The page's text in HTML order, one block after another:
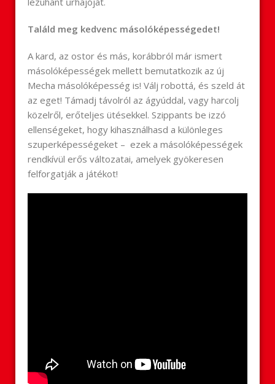
Találd meg kedvenc másolóképességedet!
A kard, az ostor és más, korábbról már ismert
másolóképességek mellett bemutatkozik az új
Mecha másolóképesség is! Válj robottá, és szeld át
az eget! Támadj távolról az ágyúddal, vagy harcolj
közelről, erőteljes ütésekkel. Szippants be izzó
ellenségeket, hogy kihasználhasd a különleges
szuperképességeket – ezek a másolóképességek
rendkívül erős változatai, amelyek gyökeresen
felforgatják a játékot!